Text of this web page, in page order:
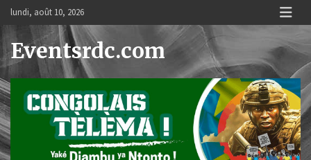
Skip
content
lundi, août 10, 2026
Eventsrdc.com